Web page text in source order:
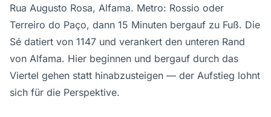
Rua Augusto Rosa, Alfama. Metro: Rossio oder
Terreiro do Paço, dann 15 Minuten bergauf zu Fuß. Die
Sé datiert von 1147 und verankert den unteren Rand
von Alfama. Hier beginnen und bergauf durch das
Viertel gehen statt hinabzusteigen — der Aufstieg lohnt
sich für die Perspektive.